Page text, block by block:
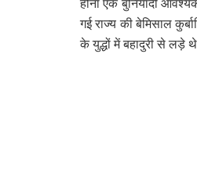
होना एक बुनियादी
गई राज्य की बेमिसाल
के युद्धों में बहादुरी से लड़े